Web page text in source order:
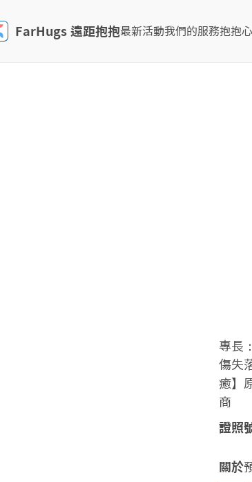
FarHugs 遠距抱抱最新活動我們的服務抱抱
專長
傷失
癒】
商
證照
關於